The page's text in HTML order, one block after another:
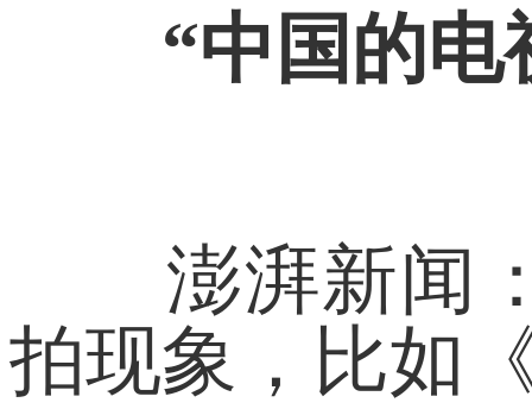
“中国的
澎湃新闻：
拍现象，比如